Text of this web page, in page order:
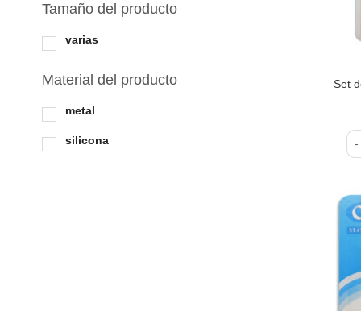
Tamaño del producto
varias
Material del producto
metal
silicona
Set